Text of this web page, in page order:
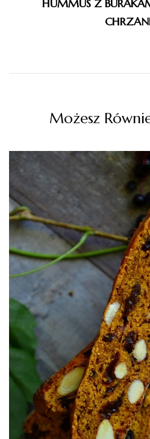
HUMMUS Z
Możesz